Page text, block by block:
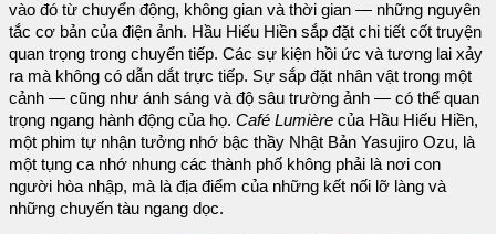
vào đó từ chuyển động, không gian và thời gian — những nguyên
tắc cơ bản của điện ảnh. Hầu Hiếu Hiền sắp đặt chi tiết cốt truyện
quan trọng trong chuyển tiếp. Các sự kiện hồi ức và tương lai xảy
ra mà không có dẫn dắt trực tiếp. Sự sắp đặt nhân vật trong một
cảnh — cũng như ánh sáng và độ sâu trường ảnh — có thể quan
trọng ngang hành động của họ. Café Lumière của Hầu Hiếu Hiền,
một phim tự nhận tưởng nhớ bậc thầy Nhật Bản Yasujiro Ozu, là
một tụng ca nhớ nhung các thành phố không phải là nơi con
người hòa nhập, mà là địa điểm của những kết nối lỡ làng và
những chuyến tàu ngang dọc.